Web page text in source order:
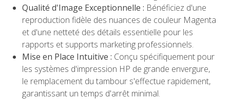
Qualité d'Image Exceptionnelle : Bénéficiez d'une
reproduction fidèle des nuances de couleur Magenta
et d'une netteté des détails essentielle pour les
rapports et supports marketing professionnels.
Mise en Place Intuitive : Conçu spécifiquement pour
les systèmes d'impression HP de grande envergure,
le remplacement du tambour s'effectue rapidement,
garantissant un temps d'arrêt minimal.